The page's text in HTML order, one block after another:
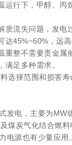
运行下，甲醇、
质流失问题，发
达45%~60%，远
重整不需要贵金属
满足多种需求。
选择范围和损害
发电，主要为
煤炭气化结合燃
电源也有少量应